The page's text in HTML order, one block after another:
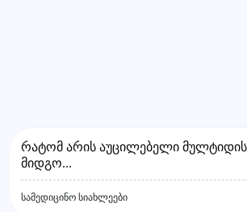
რატომ არის აუცილებელი
მიდგო...
სამედიცინო სიახლეები